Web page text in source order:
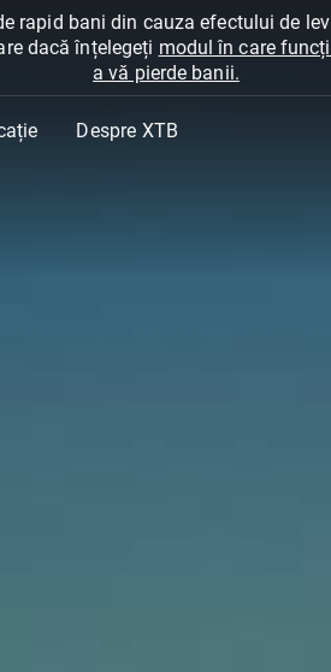
rapid bani din cauza efectului de
dacă înțelegeți modul în care
a vă pierde banii.
Despre XTB